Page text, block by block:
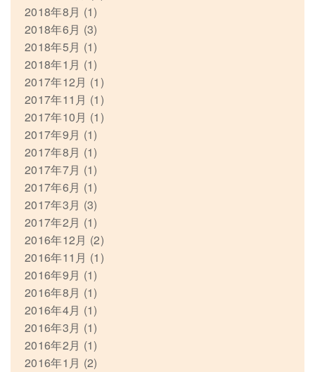
2018年8月 (1)
2018年6月 (3)
2018年5月 (1)
2018年1月 (1)
2017年12月 (1)
2017年11月 (1)
2017年10月 (1)
2017年9月 (1)
2017年8月 (1)
2017年7月 (1)
2017年6月 (1)
2017年3月 (3)
2017年2月 (1)
2016年12月 (2)
2016年11月 (1)
2016年9月 (1)
2016年8月 (1)
2016年4月 (1)
2016年3月 (1)
2016年2月 (1)
2016年1月 (2)